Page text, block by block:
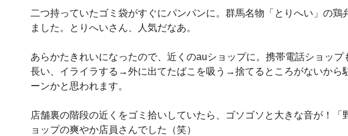
二つ持っていたゴミ袋がすぐにパンパンに。群馬名物「とりへい」の鶏
ました。とりへいさん、人気だなあ。
あらかたきれいになったので、近くのauショップに。携帯電話ショッ
長い、イライラする→外に出てたばこを吸う→捨てるところがないから
ーンかと思われます。
店舗裏の階段の近くをゴミ拾いしていたら、ゴソゴソと大きな音が！「
ョップの爽やか店員さんでした（笑）